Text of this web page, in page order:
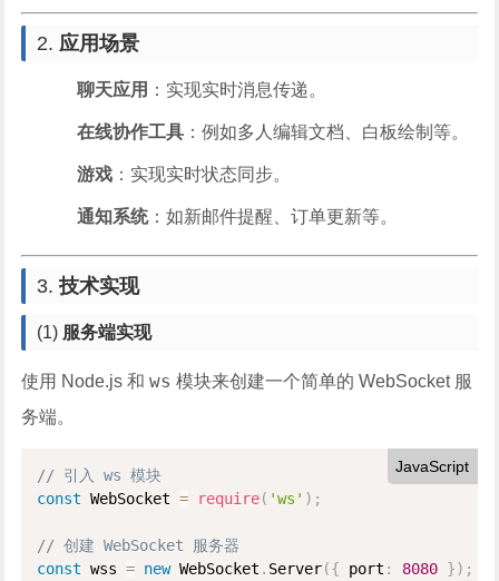
2. 应用场景
聊天应用 ：实现实时消息传递。
在线协作工具 ：例如多人编辑文档、白板绘制等。
游戏 ：实现实时状态同步。
通知系统：如新邮件提醒、订单更新等。
3.技术实现
(1) 服务端实现
使用 Node.js 和ws 模块来创建一个简单的 WebSocket 服
务端。
JavaScript
// 引入 ws 模块
const WebSocket = require( 'ws' ) ;
// 创建 WebSocket 服务器
const wss = new WebSocket . Server({ port : 8080 }) ;